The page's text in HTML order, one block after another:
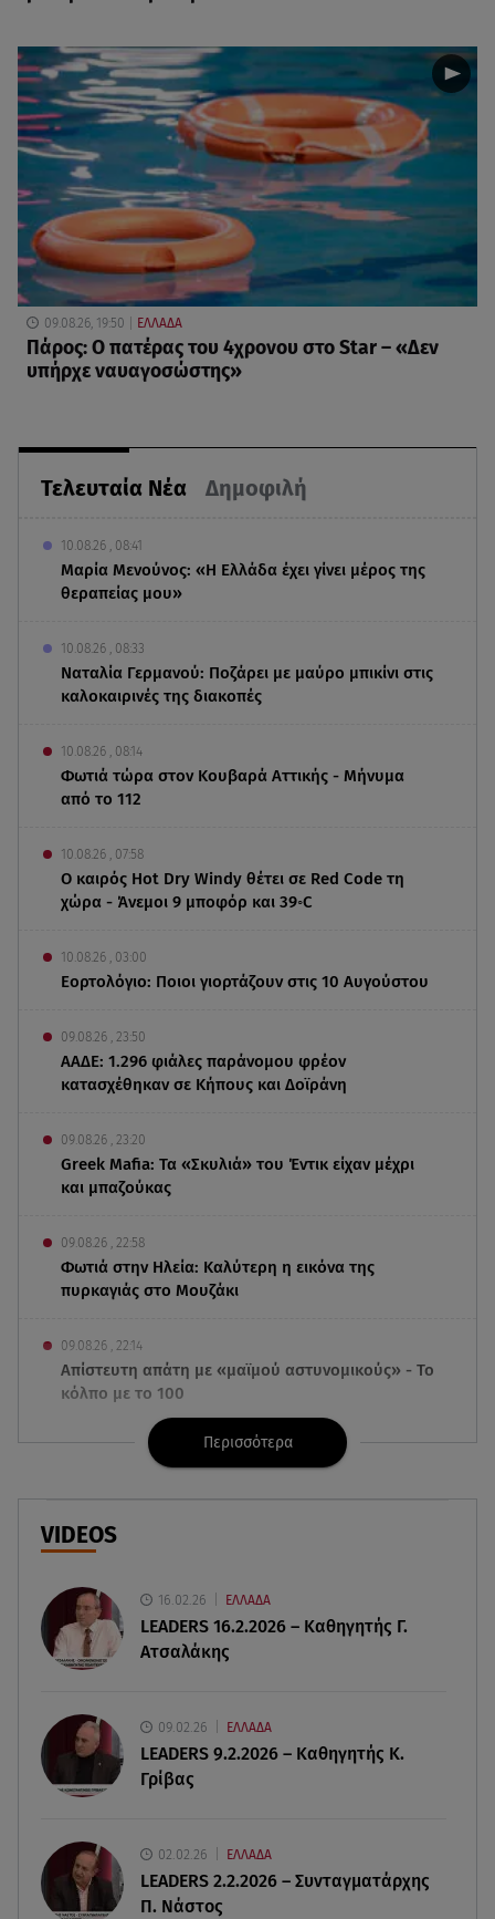
Τελευταία Νέα Δημοφιλή
10.08.26 , 08:41
Μαρία Μενούνος: «Η Ελλάδα έχει γίνει μέρος της
θεραπείας μου»
10.08.26 , 08:33
Ναταλία Γερμανού: Ποζάρει με μαύρο μπικίνι στις
καλοκαιρινές της διακοπές
10.08.26 , 08:14
Φωτιά τώρα στον Κουβαρά Αττικής - Μήνυμα
από το 112
10.08.26 , 07:58
Ο καιρός Hot Dry Windy θέτει σε Red Code τη
χώρα - Άνεμοι 9 μποφόρ και 39◦C
10.08.26 , 03:00
Εορτολόγιο: Ποιοι γιορτάζουν στις 10 Αυγούστου
09.08.26 , 23:50
ΑΑΔΕ: 1.296 φιάλες παράνομου φρέον
κατασχέθηκαν σε Κήπους και Δοϊράνη
09.08.26 , 23:20
Greek Mafia: Τα «Σκυλιά» του Έντικ είχαν μέχρι
και μπαζούκας
09.08.26 , 22:58
Φωτιά στην Ηλεία: Καλύτερη η εικόνα της
πυρκαγιάς στο Μουζάκι
09.08.26 , 22:14
Απίστευτη απάτη με «μαϊμού αστυνομικούς» - Το
κόλπο με το 100
09.08.26 , 21:24
Πέθανε ο σπουδαίος ηθοποιός Νίκος
Καλογερόπουλος
09.08.26 , 21:11
105 πυροσβέστες και 9 εναέρια
09.08.26 , 20:59
09.08.26 , 20:35
Drone εξερράγη κοντά σε αγωγό φυσικού αερίου
09.08.26 , 20:29
«Ισλαμικό ΝΑΤΟ»: Τι σημαίνει η νέα συμμαχία για
την Ελλάδα
Περισσότερα
VIDEOS
16.02.26 ΕΛΛΑΔΑ
LEADERS 16.2.2026 – Καθηγητής Γ.
Ατσαλάκης
09.02.26 ΕΛΛΑΔΑ
LEADERS 9.2.2026 – Καθηγητής Κ.
Γρίβας
02.02.26 ΕΛΛΑΔΑ
LEADERS 2.2.2026 – Συνταγματάρχης
Π. Νάστος
09.08.26, 19:50 ΕΛΛΑΔΑ
Πάρος: Ο πατέρας του 4χρονου στο Star – «Δεν
υπήρχε ναυαγοσώστης»